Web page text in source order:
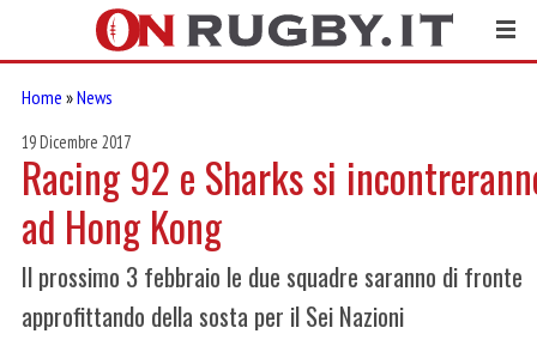
Home »News
19 Dicembre 2017
Racing 92 e Sharks si
ad Hong Kong
Il prossimo 3 febbraio le due squadre saranno di fronte
approfittando della sosta per il Sei Nazioni